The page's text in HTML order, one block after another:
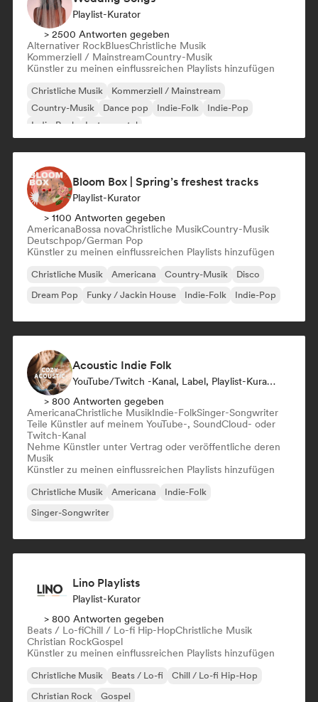
Playlist-Kurator
> 2500 Antworten gegeben
Alternativer RockBluesChristliche Musik
Kommerziell / MainstreamCountry-Musik
Künstler zu meinen einflussreichen Playlists hinzufügen
Christliche Musik
Kommerziell / Mainstream
Country-Musik
Dance pop Indie-Folk
Indie-Pop
Indie-Rock
Instrumental
Bloom Box | Spring’s freshest tracks
Playlist-Kurator
> 1100 Antworten gegeben
AmericanaBossa novaChristliche MusikCountry-Musik
Deutschpop/German Pop
Künstler zu meinen einflussreichen Playlists hinzufügen
Christliche Musik Americana Country-Musik
Disco
Dream Pop
Funky / Jackin House Indie-Folk Indie-Pop
Acoustic Indie Folk
YouTube/Twitch -Kanal, Label, Playlist-Kurator
> 800 Antworten gegeben
AmericanaChristliche MusikIndie-FolkSinger-Songwriter
Teile Künstler auf meinem YouTube-, SoundCloud- oder
Twitch-Kanal
Nehme Künstler unter Vertrag oder veröffentliche deren
Musik
Künstler zu meinen einflussreichen Playlists hinzufügen
Christliche Musik Americana
Indie-Folk
Singer-Songwriter
Lino Playlists
Playlist-Kurator
> 800 Antworten gegeben
Beats / Lo-fiChill / Lo-fi Hip-HopChristliche Musik
Christian RockGospel
Künstler zu meinen einflussreichen Playlists hinzufügen
Christliche Musik Beats / Lo-fi
Chill / Lo-fi Hip-Hop
Christian Rock
Gospel